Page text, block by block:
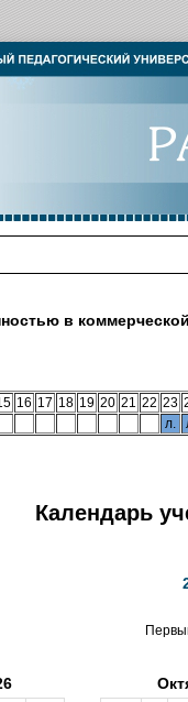
в
16 17 18 19 20 21 22 23
л.
Календарь